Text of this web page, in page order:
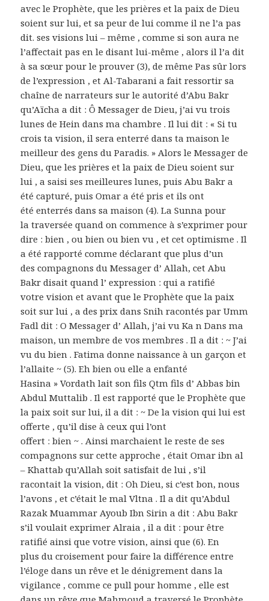
avec le Prophète, que les prières et la paix de Dieu
soient sur lui, et sa peur de lui comme il ne l’a pas
dit. ses visions lui – même , comme si son aura ne
l’affectait pas en le disant lui-même , alors il l’a dit
à sa sœur pour le prouver (3), de même Pas sûr lors
de l’expression , et Al-Tabarani a fait ressortir sa
chaîne de narrateurs sur le autorité d’Abu Bakr
qu’Aïcha a dit : Ô Messager de Dieu, j’ai vu trois
lunes de Hein dans ma chambre . Il lui dit : « Si tu
crois ta vision, il sera enterré dans ta maison le
meilleur des gens du Paradis. » Alors le Messager de
Dieu, que les prières et la paix de Dieu soient sur
lui , a saisi ses meilleures lunes, puis Abu Bakr a
été capturé, puis Omar a été pris et ils ont
été enterrés dans sa maison (4). La Sunna pour
la traversée quand on commence à s’exprimer pour
dire : bien , ou bien ou bien vu , et cet optimisme . Il
a été rapporté comme déclarant que plus d’un
des compagnons du Messager d’ Allah, cet Abu
Bakr disait quand l’ expression : qui a ratifié
votre vision et avant que le Prophète que la paix
soit sur lui , a des prix dans Snih racontés par Umm
Fadl dit : O Messager d’ Allah, j’ai vu Ka n Dans ma
maison, un membre de vos membres . Il a dit : ~ J’ai
vu du bien . Fatima donne naissance à un garçon et
l’allaite ~ (5). Eh bien ou elle a enfanté
Hasina » Vordath lait son fils Qtm fils d’ Abbas bin
Abdul Muttalib . Il est rapporté que le Prophète que
la paix soit sur lui, il a dit : ~ De la vision qui lui est
offerte , qu’il dise à ceux qui l’ont
offert : bien ~ . Ainsi marchaient le reste de ses
compagnons sur cette approche , était Omar ibn al
– Khattab qu’Allah soit satisfait de lui , s’il
racontait la vision, dit : Oh Dieu, si c’est bon, nous
l’avons , et c’était le mal Vltna . Il a dit qu’Abdul
Razak Muammar Ayoub Ibn Sirin a dit : Abu Bakr
s’il voulait exprimer Alraia , il a dit : pour être
ratifié ainsi que votre vision, ainsi que (6). En
plus du croisement pour faire la différence entre
l’éloge dans un rêve et le dénigrement dans la
vigilance , comme ce pull pour homme , elle est